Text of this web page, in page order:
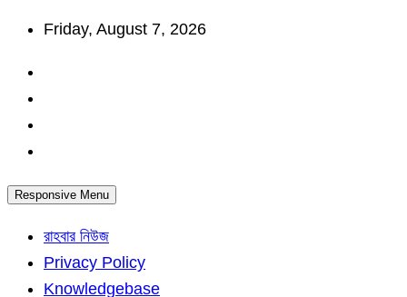
Skip
content
Friday, August 7, 2026
Responsive Menu
রাহবার নিউজ
Privacy Policy
Knowledgebase